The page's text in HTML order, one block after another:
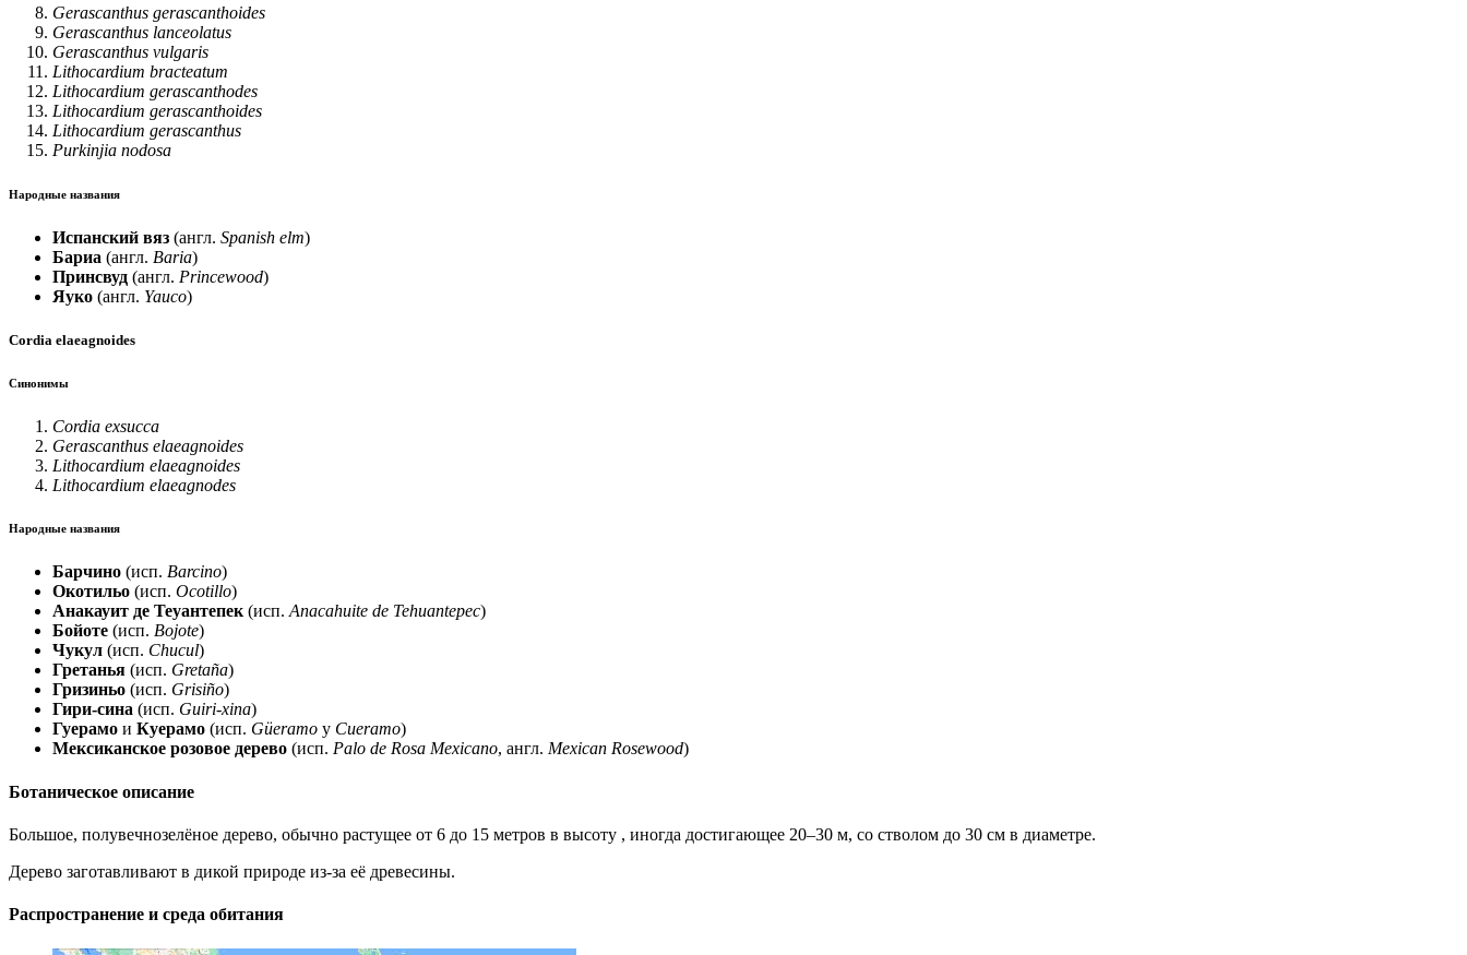
Gerascanthus gerascanthoides
Gerascanthus lanceolatus
Gerascanthus vulgaris
Lithocardium bracteatum
Lithocardium gerascanthodes
Lithocardium gerascanthoides
Lithocardium gerascanthus
Purkinjia nodosa
Народные названия
Испанский вяз (англ. Spanish elm)
Бариа (англ. Baria)
Принсвуд (англ. Princewood)
Яуко (англ. Yauco)
Cordia elaeagnoides
Синонимы
Cordia exsucca
Gerascanthus elaeagnoides
Lithocardium elaeagnoides
Lithocardium elaeagnodes
Народные названия
Барчино (исп. Barcino)
Окотильо (исп. Ocotillo)
Анакауит де Теуантепек(исп.Anacahuite de Tehuantepec)
Бойоте (исп. Bojote)
Чукул (исп. Chucul)
Гретанья (исп. Gretaña)
Гризиньо (исп. Grisiño)
Гири-сина (исп. Guiri-xina)
Гуерамо и Куерамо (исп. Güeramo y Cueramo)
Мексиканское розовое дерево (исп. Palo de Rosa Mexicano, англ. Mexican Rosewood)
Ботаническое описание
Большое, полувечнозелёное дерево, обычно растущее от 6 до 15 метров в высоту , иногда достигающее 20–30 м, со стволом до 30 см в диаметре.
Дерево заготавливают в дикой природе из-за её древесины.
Распространение и среда обитания